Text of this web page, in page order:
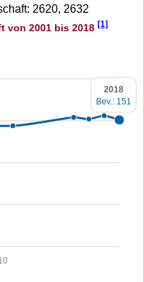
2620, 2632
von 2001 bis 2018 [1]
2018
Bev.: 151